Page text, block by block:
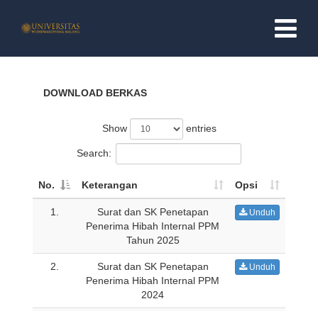
TUGAS POKOK & TUJUAN
STRUKTUR ORGANISASI
DOWNLOAD BERKAS
Show entries
Search:
No. Keterangan Opsi
1.
Surat dan SK Penetapan
Penerima Hibah Internal PPM
Tahun 2025
Unduh
2.
Surat dan SK Penetapan
Penerima Hibah Internal PPM
2024
Unduh